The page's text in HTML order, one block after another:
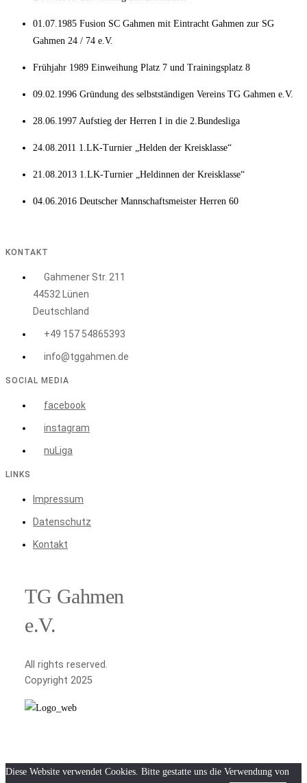
01.07.1985 Fusion SC Gahmen mit Eintracht Gahmen zur SG
Gahmen 24 / 74 e.V.
Frühjahr 1989 Einweihung Platz 7 und Trainingsplatz 8
09.02.1996 Gründung des selbstständigen Vereins TG Gahmen e.V.
28.06.1997 Aufstieg der Herren I in die 2.Bundesliga
24.08.2011 1.LK-Turnier „Helden der Kreisklasse“
21.08.2013 1.LK-Turnier „Heldinnen der Kreisklasse“
04.06.2016 Deutscher Mannschaftsmeister Herren 60
KONTAKT
Gahmener Str. 211
44532 Lünen
Deutschland
+49 157 54865393
info@tggahmen.de
SOCIAL MEDIA
facebook
instagram
nuLiga
LINKS
Impressum
Datenschutz
Kontakt
TG Gahmen
e.V.
All rights reserved.
Copyright 2025
Diese Website verwendet Cookies. Bitte gestatte uns die Verwendung von